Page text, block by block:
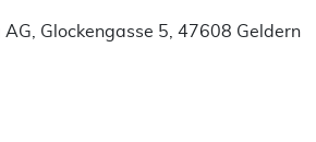
Glockengasse 5, 47608 Geldern